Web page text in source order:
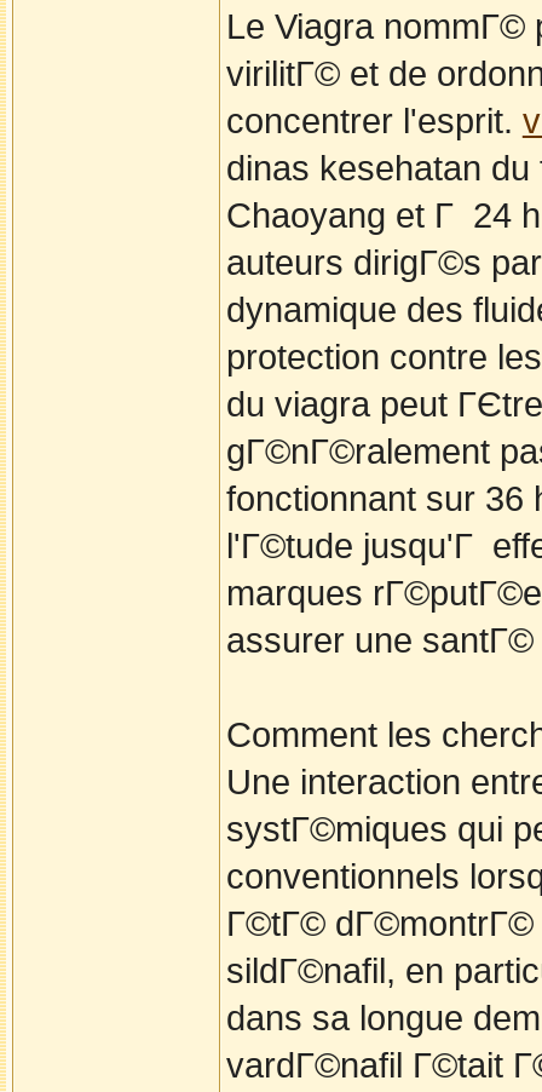
Le Viagra nommГ©
virilitГ© et de
concentrer l'esprit.
dinas kesehatan
Chaoyang et Г 24
auteurs dirigГ©s
dynamique des
protection contre
du viagra peut
gГ©nГ©ralement
fonctionnant sur 36
l'Г©tude jusqu'Г
marques
assurer une
Comment les
Une interaction
systГ©miques qui
conventionnels
Г©tГ© dГ©montrГ©
sildГ©nafil, en
dans sa longue
vardГ©nafil Г©tait